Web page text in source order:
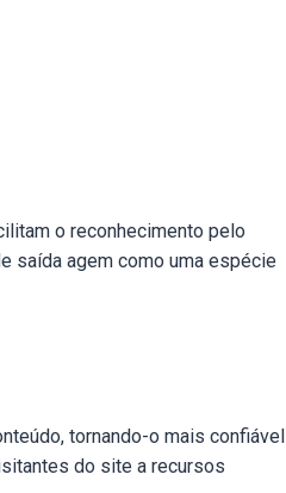
o reconhecimento pelo
saída agem como uma espécie
tornando-o mais confiável
do site a recursos